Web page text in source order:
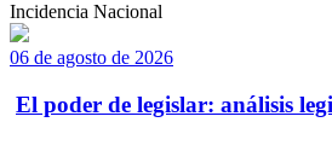
Incidencia Nacional
06 de agosto de 2026
El poder de legislar: análisis